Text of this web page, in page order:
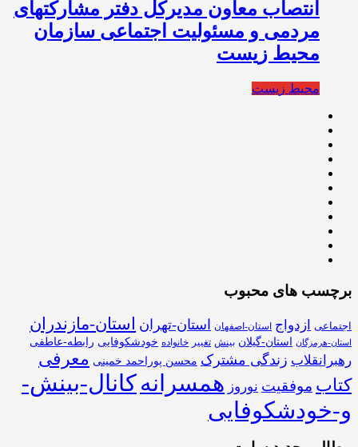
انتصاب معاون مدیرکل دفتر مشارکتهای
مردمی و مسئولیت اجتماعی سازمان
محیط‌ زیست
محیط زیست
برچسب های محبوب
اجتماعی ازدواج استان-اصفهان استان-تهران استان-مازندران
استان-هرمزگان استان-گیلان بینش تغییر خانواده خودشکوفایی رابطه-عاطفی
رهبرانقلاب زندگی مشترک محسن پوراحمد خمینی معرفی
کتاب موفقیت نوروز همسرانهکانال-بینش-
و-خودشکوفایی